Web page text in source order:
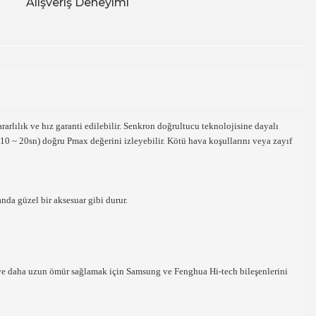
ve hız garanti edilebilir. Senkron doğrultucu teknolojisine dayalı
~ 20sn) doğru Pmax değerini izleyebilir. Kötü hava koşullarını veya zayıf
güzel bir aksesuar gibi durur.
daha uzun ömür sağlamak için Samsung ve Fenghua Hi-tech bileşenlerini